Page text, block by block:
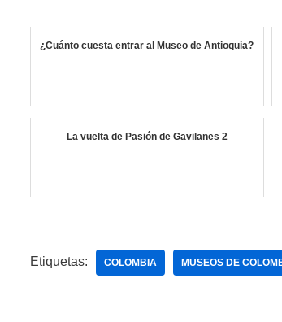
¿Cuánto cuesta entrar al Museo de Antioquia?
La vuelta de Pasión de Gavilanes 2
Etiquetas: COLOMBIA MUSEOS DE